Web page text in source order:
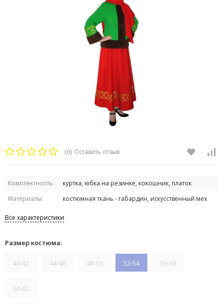
(0) Оставить отзыв
Комплектность:
куртка, юбка на резинке, кокошник, платок
Материалы:
костюмная ткань - габардин, искусственный мех
Все характеристики
Размер костюма:
40-42 44-46 48-50 52-54 56-58
60-62